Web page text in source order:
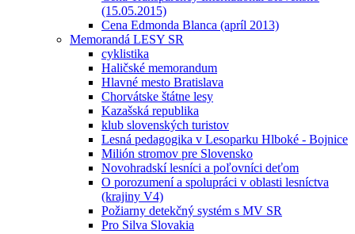
(15.05.2015)
Cena Edmonda Blanca (apríl 2013)
Memorandá LESY SR
cyklistika
Haličské memorandum
Hlavné mesto Bratislava
Chorvátske štátne lesy
Kazašská republika
klub slovenských turistov
Lesná pedagogika v Lesoparku Hlboké - Bojnice
Milión stromov pre Slovensko
Novohradskí lesníci a poľovníci deťom
O porozumení a spolupráci v oblasti lesníctva
(krajiny V4)
Požiarny detekčný systém s MV SR
Pro Silva Slovakia